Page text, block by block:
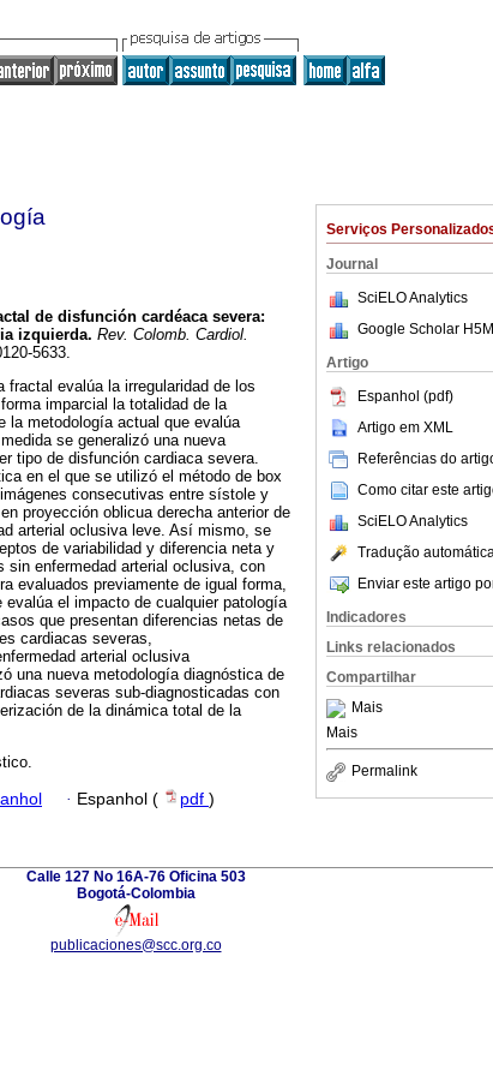
Serviços
Journal
SciELO Analytics
Google Scholar
Artigo
Espanhol (pdf)
Artigo em XML
Referências do
Como citar este
SciELO Analytics
Tradução automática
Enviar este artigo
Indicadores
Links relacionados
Compartilhar
Mais
Mais
Permalink
de disfunción cardéaca severa:
izquierda. Rev. Colomb. Cardiol.
5633.
fractal evalúa la irregularidad de los
imparcial la totalidad de la
la metodología actual que evalúa
se generalizó una nueva
tipo de disfunción cardiaca severa.
en el que se utilizó el método de box
consecutivas entre sístole y
proyección oblicua derecha anterior de
arterial oclusiva leve. Así mismo, se
de variabilidad y diferencia neta y
sin enfermedad arterial oclusiva, con
evaluados previamente de igual forma,
el impacto de cualquier patología
que presentan diferencias netas de
cardiacas severas,
arterial oclusiva
una nueva metodología diagnóstica de
severas sub-diagnosticadas con
de la dinámica total de la
· Espanhol ( pdf )
Calle 127 No 16A-76 Oficina 503
Bogotá-Colombia
publicaciones@scc.org.co